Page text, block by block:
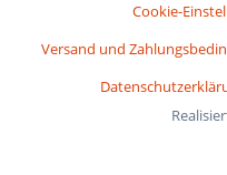
Cookie-
Versand und